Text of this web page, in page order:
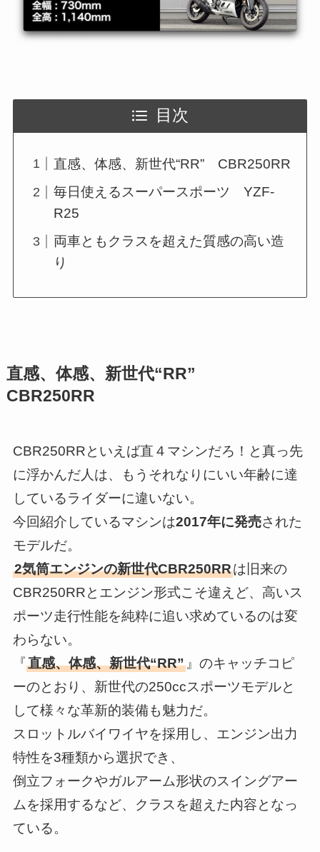
目次
直感、体感、新世代“RR” CBR250RR
毎日使えるスーパースポーツ YZF-
R25
両車ともクラスを超えた質感の高い造
り
直感、体感、新世代“RR”
CBR250RR
CBR250RRといえば直４マシンだろ！と真っ先
に浮かんだ人は、もうそれなりにいい年齢に達
しているライダーに違いない。
今回紹介しているマシンは2017年に発売された
モデルだ。
2気筒エンジンの新世代CBR250RRは旧来の
CBR250RRとエンジン形式こそ違えど、高いス
ポーツ走行性能を純粋に追い求めているのは変
わらない。
『直感、体感、新世代“RR”』のキャッチコピ
ーのとおり、新世代の250ccスポーツモデルと
して様々な革新的装備も魅力だ。
スロットルバイワイヤを採用し、エンジン出力
特性を3種類から選択でき、
倒立フォークやガルアーム形状のスイングアー
ムを採用するなど、クラスを超えた内容となっ
ている。